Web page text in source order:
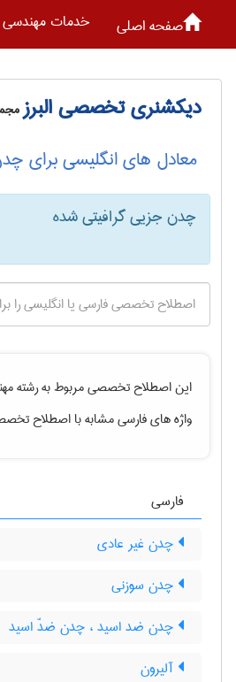
صفحه اصلی خدمات مهندسی
دیکشنری تخصصی البرز
معادل های انگلیسی برای
چدن جزیی گرافیتی شده
این اصطلاح تخصصی مربوط به رشته
واژه های فارسی مشابه با اصطلاح
فارسی
چدن غیر عادی
چدن سوزنی
چدن ضد اسید ، چدن ضدّ اسید
آلیرون